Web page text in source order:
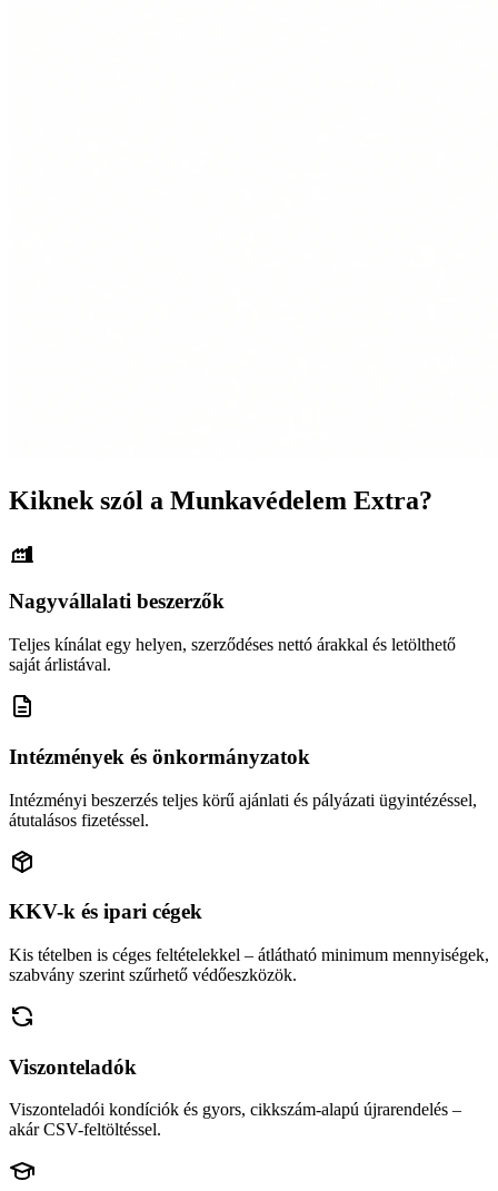
Kiknek szól a Munkavédelem Extra?
Nagyvállalati beszerzők
Teljes kínálat egy helyen, szerződéses nettó árakkal és letölthető
saját árlistával.
Intézmények és önkormányzatok
Intézményi beszerzés teljes körű ajánlati és pályázati ügyintézéssel,
átutalásos fizetéssel.
KKV-k és ipari cégek
Kis tételben is céges feltételekkel – átlátható minimum mennyiségek,
szabvány szerint szűrhető védőeszközök.
Viszonteladók
Viszonteladói kondíciók és gyors, cikkszám-alapú újrarendelés –
akár CSV-feltöltéssel.